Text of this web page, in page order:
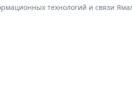
технологий и связи